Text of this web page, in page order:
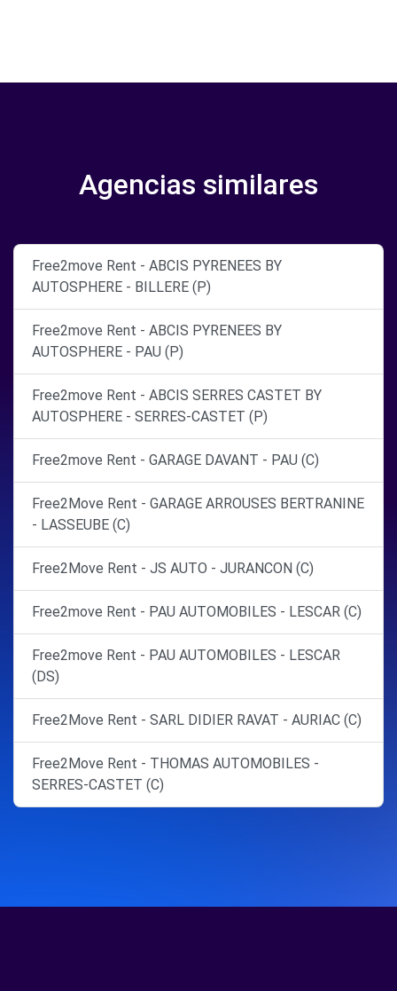
Agencias similares
Free2move Rent - ABCIS PYRENEES BY
AUTOSPHERE - BILLERE (P)
Free2move Rent - ABCIS PYRENEES BY
AUTOSPHERE - PAU (P)
Free2move Rent - ABCIS SERRES CASTET BY
AUTOSPHERE - SERRES-CASTET (P)
Free2move Rent - GARAGE DAVANT - PAU (C)
Free2Move Rent - GARAGE ARROUSES BERTRANINE
- LASSEUBE (C)
Free2Move Rent - JS AUTO - JURANCON (C)
Free2move Rent - PAU AUTOMOBILES - LESCAR (C)
Free2move Rent - PAU AUTOMOBILES - LESCAR
(DS)
Free2Move Rent - SARL DIDIER RAVAT - AURIAC (C)
Free2Move Rent - THOMAS AUTOMOBILES -
SERRES-CASTET (C)